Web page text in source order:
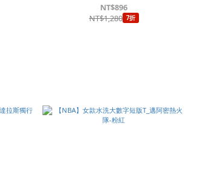
NT$896
NT$1,280 7折